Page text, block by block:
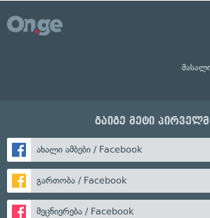
გაიგე მეტი
ახალი ამბები / Facebook
გართობა / Facebook
მეცნიერება / Facebook